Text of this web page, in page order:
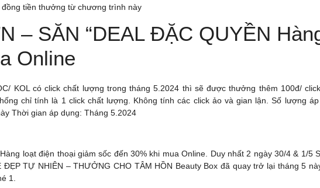
tiền thưởng từ chương trình này
– SĂN “DEAL ĐẶC QUYỀN
Online
KOL có click chất lượng trong tháng 5.2024 thì sẽ được thưởng thêm 100đ/
chỉ tính là 1 click chất lượng. Không tính các click ảo và gian lận. Số lượng
Thời gian áp dụng: Tháng 5.2024
loạt điện thoại giảm sốc đến 30% khi mua Online. Duy nhất 2 ngày 30/4 & 1/5
ĐẸP TỰ NHIÊN – THƯỞNG CHO TÂM HỒN Beauty Box đã quay trở lại tháng 5
1️.